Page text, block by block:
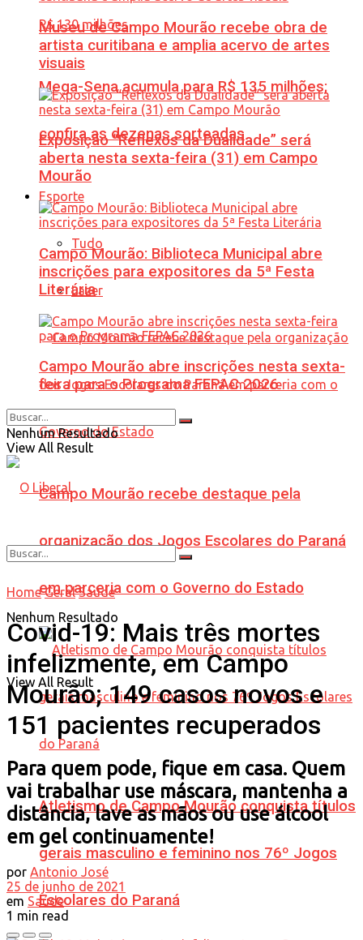
Mega-Sena acumula para R$ 135 milhões;
confira as dezenas sorteadas
Esporte
Tudo
Lazer
Campo Mourão recebe destaque pela
organização dos Jogos Escolares do Paraná
em parceria com o Governo do Estado
Atletismo de Campo Mourão conquista títulos
gerais masculino e feminino nos 76º Jogos
Escolares do Paraná
Museu de Campo Mourão recebe obra de
artista curitibana e amplia acervo de artes
visuais
Exposição “Reflexos da Dualidade” será
aberta nesta sexta-feira (31) em Campo
Mourão
Campo Mourão: Biblioteca Municipal abre
inscrições para expositores da 5ª Festa
Literária
Campo Mourão abre inscrições nesta sexta-
feira para o Programa FEPAC 2026
Nenhum Resultado
View All Result
Nenhum Resultado
View All Result
Home Geral Saúde
Covid-19: Mais três mortes
infelizmente, em Campo
Mourão; 149 casos novos e
151 pacientes recuperados
Para quem pode, fique em casa. Quem
vai trabalhar use máscara, mantenha a
distância, lave as mãos ou use álcool
em gel continuamente!
por Antonio José
25 de junho de 2021
em Saúde
1 min read